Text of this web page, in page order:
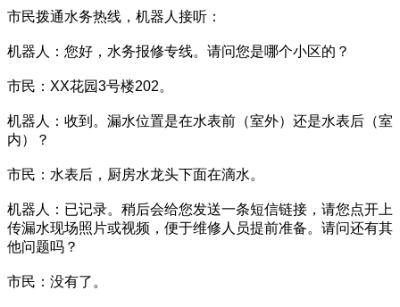
市民拨通水务热线，机器人接听：
机器人：您好，水务报修专线。请问您是哪个小区的？
市民：XX花园3号楼202。
机器人：收到。漏水位置是在水表前（室外）还是水表后（室
内）？
市民：水表后，厨房水龙头下面在滴水。
机器人：已记录。稍后会给您发送一条短信链接，请您点开上
传漏水现场照片或视频，便于维修人员提前准备。请问还有其
他问题吗？
市民：没有了。